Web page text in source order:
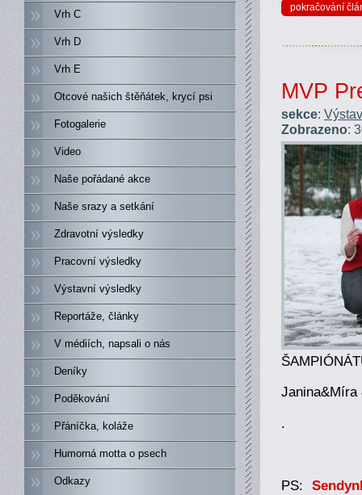
Vrh C
Vrh D
Vrh E
Otcové našich štěňátek, krycí psi
Fotogalerie
Video
Naše pořádané akce
Naše srazy a setkání
Zdravotní výsledky
Pracovní výsledky
Výstavní výsledky
Reportáže, články
V médiích, napsali o nás
Deníky
Poděkování
Přáníčka, koláže
Humorná motta o psech
Odkazy
pokračování
MVP
sekce:
Zobrazeno:
Janina&Míra
.
PS: